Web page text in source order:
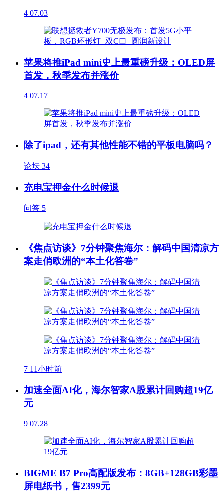
4 07.03
苹果将推iPad mini史上最重磅升级：OLED屏
首发，秋季发布并涨价
4 07.17
除了ipad，还有其他性能不错的平板电脑吗？
论坛 34
充电宝押金什么时候退
问答 5
《焦点访谈》7分钟聚焦海尔：解码中国清凉方
案走俏欧洲的“本土化答卷”
7 11小时前
加速全面AI化，海尔智家A股累计回购超19亿
元
9 07.28
BIGME B7 Pro高配版发布：8GB+128GB彩墨
屏电纸书，售2399元